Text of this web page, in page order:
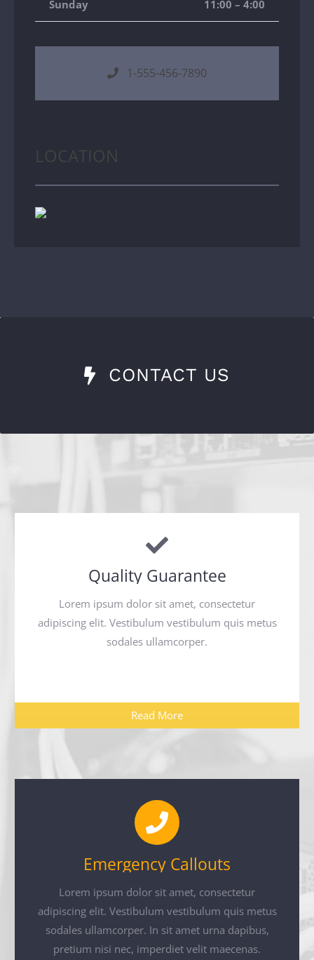
Sunday 11:00 – 4:00
1-555-456-7890
LOCATION
CONTACT US
Quality Guarantee
Lorem ipsum dolor sit amet, consectetur
adipiscing elit. Vestibulum vestibulum quis metus
sodales ullamcorper.
Read More
Emergency Callouts
Lorem ipsum dolor sit amet, consectetur
adipiscing elit. Vestibulum vestibulum quis metus
sodales ullamcorper. In sit amet urna dapibus,
pretium nisi nec, imperdiet velit maecenas.